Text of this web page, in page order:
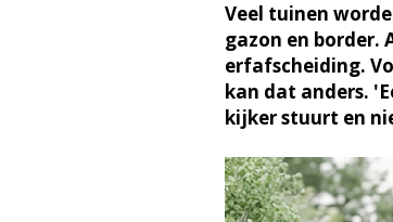
Veel tuinen
gazon en border.
erfafscheiding.
kan dat anders.
kijker stuurt en